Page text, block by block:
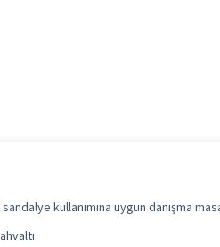
kullanımına uygun danışma